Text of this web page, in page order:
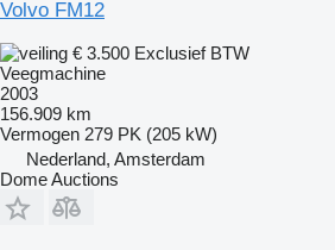
Volvo FM12
€ 3.500 Exclusief BTW
Veegmachine
2003
156.909 km
Vermogen 279 PK (205 kW)
Nederland, Amsterdam
Dome Auctions